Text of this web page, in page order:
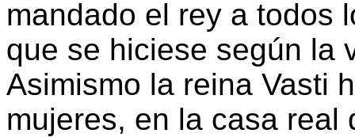
mandado el rey a todos
que se hiciese según la
Asimismo la reina Vasti
mujeres, en la casa real